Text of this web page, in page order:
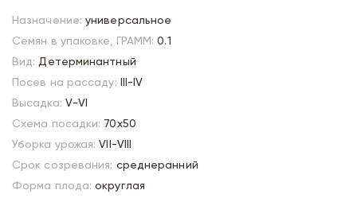
Назначение: универсальное
Семян в упаковке, ГРАММ: 0.1
Вид: Детерминантный
Посев на рассаду:
III-IV
Высадка: V-VI
Схема посадки: 70х50
Уборка урожая: VII-VIII
Срок созревания: среднеранний
Форма плода: округлая